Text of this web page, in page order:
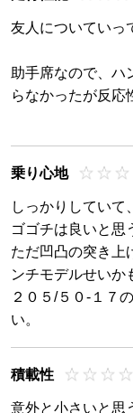
友人についていっ
助手席なので、ハ
らなかったが反応
乗り心地
しっかりしていて
ゴゴチは良いと思
ただ凹凸の突き上
ンチモデルせいか
２０５/５０-１７
い。
積載性
意外と小さいと思